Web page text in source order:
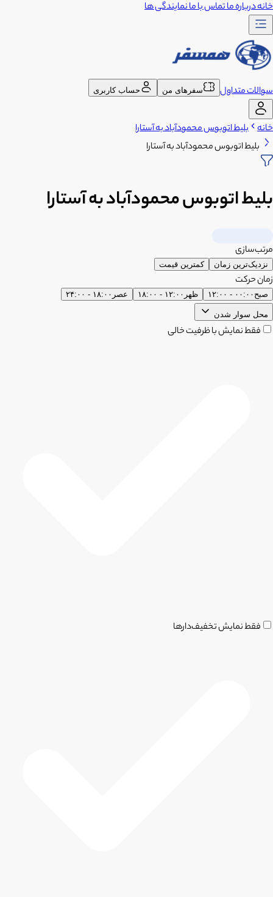
خانهدرباره ماتماس با مانمایندگی ها
سوالات متداول سفرهای من حساب کاربری
خانه بلیط اتوبوس محمودآباد به آستارا
بلیط اتوبوس محمودآباد به آستارا
بلیط اتوبوس محمودآباد به آستارا
مرتب‌سازی
نزدیک‌ترین زمان کمترین قیمت
زمان حرکت
صبح ۰۰:۰۰ - ۱۲:۰۰ ظهر ۱۲:۰۰ - ۱۸:۰۰ عصر ۱۸:۰۰ - ۲۴:۰۰
محل سوار شدن
فقط نمایش با ظرفیت خالی
فقط نمایش تخفیف‌دارها